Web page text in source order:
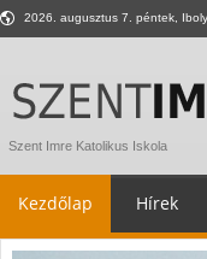
2026. augusztus 7. péntek,
Szent Imre Katolikus Iskola
Kezdőlap Hírek